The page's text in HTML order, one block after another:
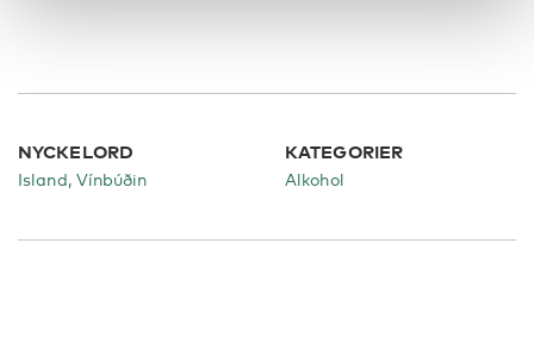
NYCKELORD
Island, Vínbúðin
KATEGORIER
Alkohol